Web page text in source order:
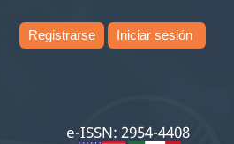
Registrarse Iniciar sesión
e-ISSN: 2954-4408